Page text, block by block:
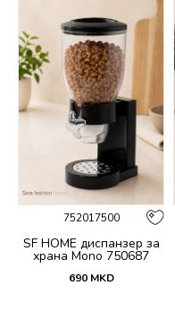
752017500
SF HOME диспанзер за
храна Mono 750687
690 MKD